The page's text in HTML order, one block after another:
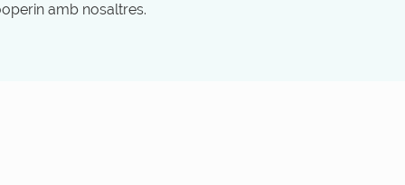
amb nosaltres.